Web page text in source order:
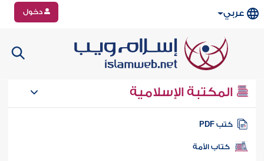
عربي دخول
المكتبة الإسلامية
كتب PDF